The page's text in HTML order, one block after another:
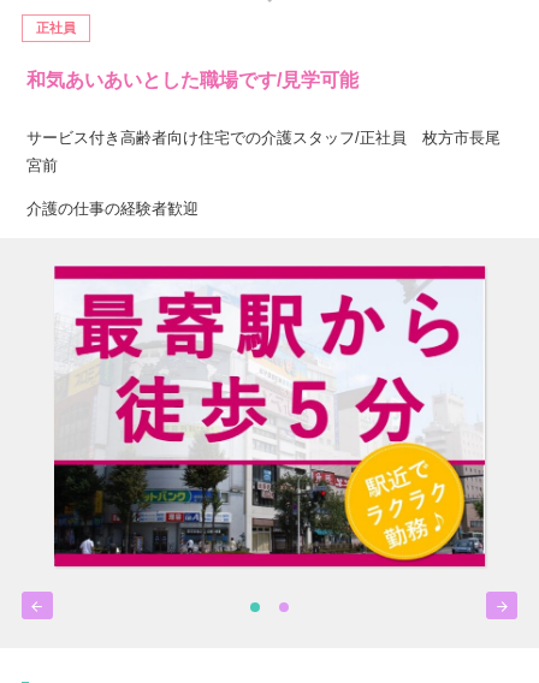
正社員
和気あいあいとした職場です/見学可能
サービス付き高齢者向け住宅での介護スタッフ/正社員 枚方市長尾
宮前
介護の仕事の経験者歓迎
 